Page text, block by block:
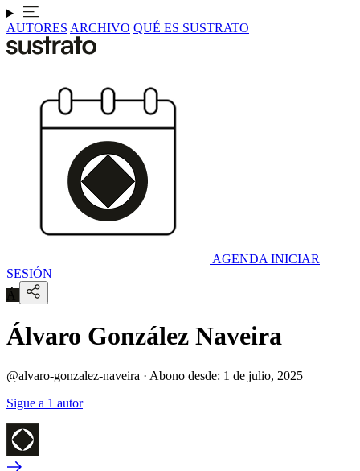
AUTORES ARCHIVO QUÉ ES SUSTRATO
AGENDA INICIAR
SESIÓN
Á
Álvaro González Naveira
@alvaro-gonzalez-naveira · Abono desde: 1 de julio, 2025
Sigue a 1 autor